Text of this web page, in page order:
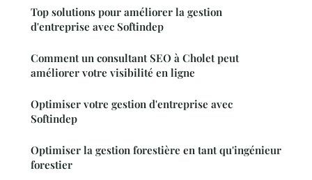
Top solutions pour améliorer la gestion
d'entreprise avec Softindep
Comment un consultant SEO à Cholet peut
améliorer votre visibilité en ligne
Optimiser votre gestion d'entreprise avec
Softindep
Optimiser la gestion forestière en tant qu'ingénieur
forestier